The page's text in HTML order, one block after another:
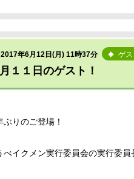
2017年6月12日(月) 11時37分 ゲス
１１日のゲスト！
ぶりのご登場！
べイクメン実行委員会の実行委員